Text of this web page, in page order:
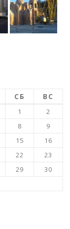
СБ ВС
1
2
8
9
15
16
22
23
29
30